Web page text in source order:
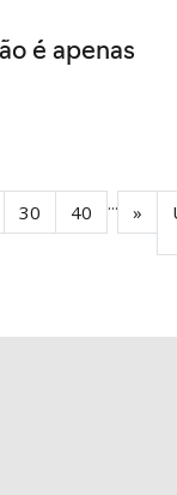
é apenas
30 40 ... »